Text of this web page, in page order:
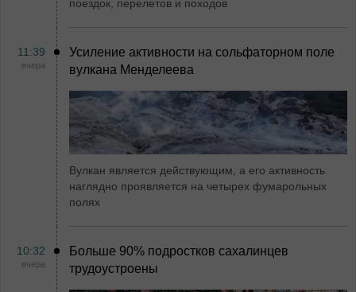
поездок, перелетов и походов
11:39
вчера
Усиление активности на сольфаторном поле
вулкана Менделеева
Вулкан является действующим, а его активность
наглядно проявляется на четырех фумарольных
полях
10:32
вчера
Больше 90% подростков сахалинцев
трудоустроены